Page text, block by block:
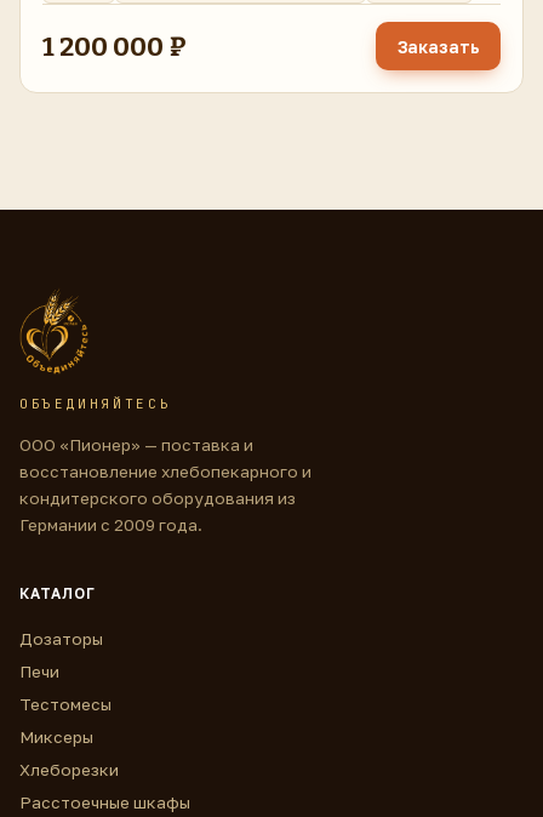
1 200 000 ₽ Заказать
ОБЪЕДИНЯЙТЕСЬ
ООО «Пионер» — поставка и
восстановление хлебопекарного и
кондитерского оборудования из
Германии с 2009 года.
КАТАЛОГ
Дозаторы
Печи
Тестомесы
Миксеры
Хлеборезки
Расстоечные шкафы